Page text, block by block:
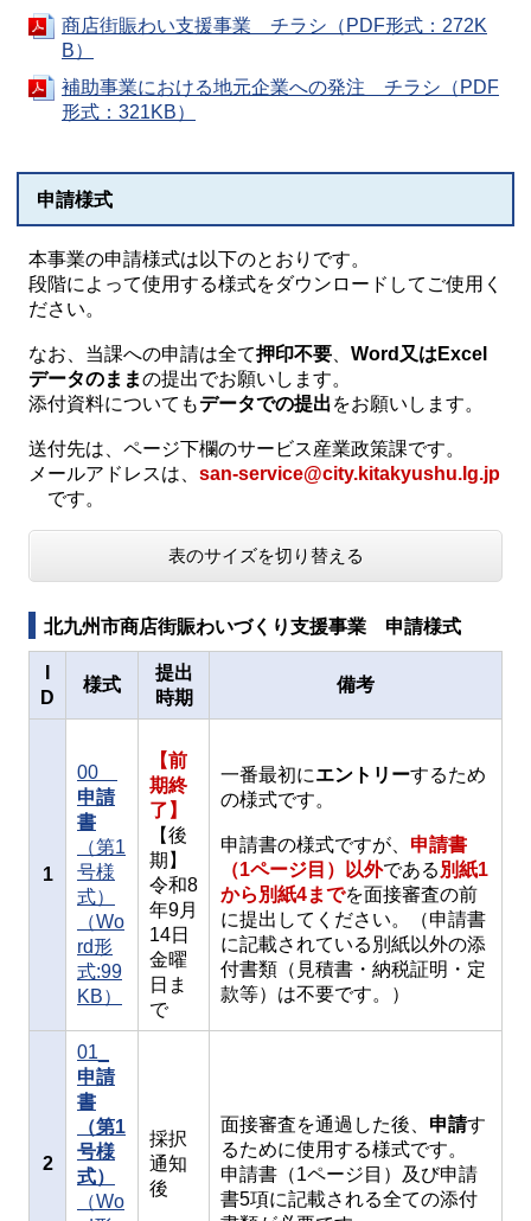
商店街賑わい支援事業 チラシ（PDF形式：272K
B）
補助事業における地元企業への発注 チラシ（PDF
形式：321KB）
申請様式
本事業の申請様式は以下のとおりです。
段階によって使用する様式をダウンロードしてご使用く
ださい。
なお、当課への申請は全て押印不要
Word又はExcel
データのままの提出でお願いします。
添付資料についてもデータでの提出をお願いします。
送付先は、ページ下欄のサービス産業政策課です。
メールアドレスは、 san-service@city.kitakyushu.lg.jp
です。
表のサイズを切り替える
北九州市商店街賑わいづくり支援事業 申請様式
D
様式
提出
時期
備考
1
00
申請
書
（第1
号様
式）
（Wo
rd形
式:99
KB）
【前
期終
了】
【後
期】
令和8
年9月
14日
金曜
日ま
で
一番最初にエントリーするため
の様式です。
申請書の様式ですが、 申請書
（1ページ目）以外である 別紙1
から別紙4までを面接審査の前
に提出してください。（申請書
に記載されている別紙以外の添
付書類（見積書・納税証明・定
款等）は不要です。）
2
01_
申請
書
（第1
号様
式）
（Wo
採択
通知
後
面接審査を通過した後、 申請す
るために使用する様式です。
申請書（1ページ目）及び申請
書5項に記載される全ての添付